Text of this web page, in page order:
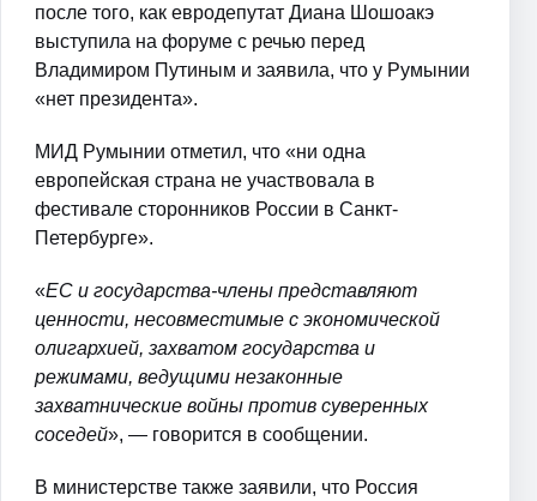
после того, как евродепутат Диана Шошоакэ
выступила на форуме с речью перед
Владимиром Путиным и заявила, что у Румынии
«нет президента».
МИД Румынии отметил, что «ни одна
европейская страна не участвовала в
фестивале сторонников России в Санкт-
Петербурге».
«ЕС и государства-члены представляют
ценности, несовместимые с экономической
олигархией, захватом государства и
режимами, ведущими незаконные
захватнические войны против суверенных
соседей», — говорится в сообщении.
В министерстве также заявили, что Россия